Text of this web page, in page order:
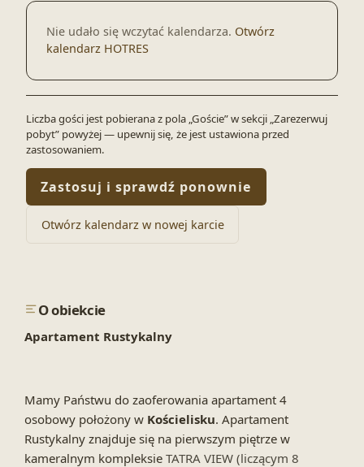
Nie udało się wczytać kalendarza. Otwórz
kalendarz HOTRES
Liczba gości jest pobierana z pola „Goście” w sekcji „Zarezerwuj
pobyt” powyżej — upewnij się, że jest ustawiona przed
zastosowaniem.
Zastosuj i sprawdź ponownie
Otwórz kalendarz w nowej karcie
O obiekcie
Apartament Rustykalny
Mamy Państwu do zaoferowania apartament 4
osobowy położony w Kościelisku. Apartament
Rustykalny znajduje się na pierwszym piętrze w
kameralnym kompleksieTATRA VIEW (liczącym 8